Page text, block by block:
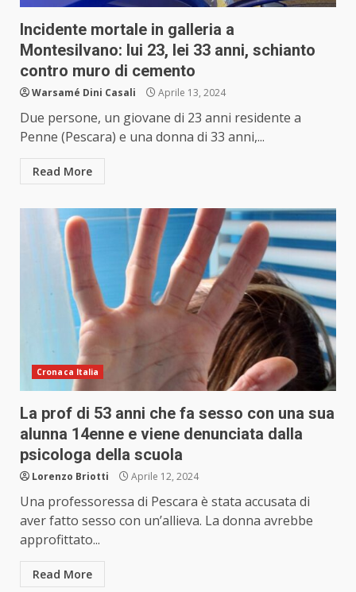
Incidente mortale in galleria a
Montesilvano: lui 23, lei 33 anni, schianto
contro muro di cemento
Warsamé Dini Casali Aprile 13, 2024
Due persone, un giovane di 23 anni residente a
Penne (Pescara) e una donna di 33 anni,...
Read More
Cronaca Italia
La prof di 53 anni che fa sesso con una sua
alunna 14enne e viene denunciata dalla
psicologa della scuola
Lorenzo Briotti Aprile 12, 2024
Una professoressa di Pescara è stata accusata di
aver fatto sesso con un’allieva. La donna avrebbe
approfittato...
Read More